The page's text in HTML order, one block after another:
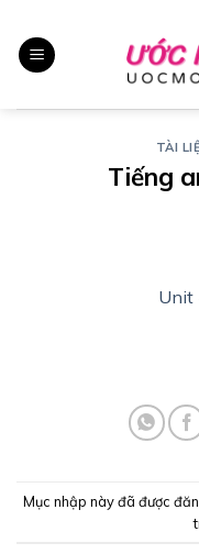
đến
nội
TÀI
Tiếng
Unit
Mục nhập này đã được